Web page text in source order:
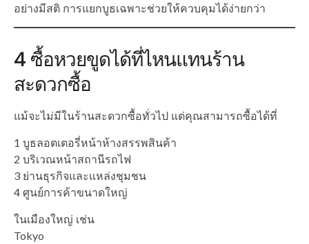
อย่างมีสติ การแยกบูธเฉพาะช่วยให้ควบคุมได้ง่ายกว่า
4 ซื้อหวยขูดได้ที่ไหนแทนร้าน
สะดวกซื้อ
แม้จะไม่มีในร้านสะดวกซื้อทั่วไป แต่คุณสามารถซื้อได้ที่
1 บูธลอตเตอรี่หน้าห้างสรรพสินค้า
2 บริเวณหน้าสถานีรถไฟ
3 ย่านธุรกิจและแหล่งชุมชน
4 ศูนย์การค้าขนาดใหญ่
ในเมืองใหญ่ เช่น
Tokyo